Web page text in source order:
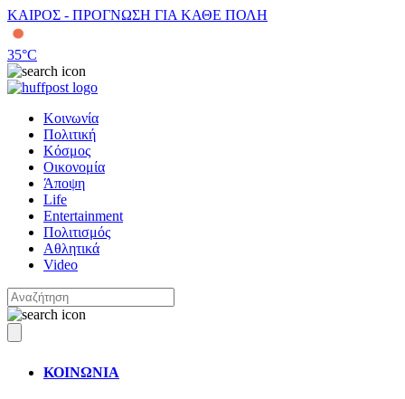
ΚΑΙΡΟΣ - ΠΡΟΓΝΩΣΗ ΓΙΑ ΚΑΘΕ ΠΟΛΗ
35°C
Κοινωνία
Πολιτική
Κόσμος
Οικονομία
Άποψη
Life
Entertainment
Πολιτισμός
Αθλητικά
Video
ΚΟΙΝΩΝΙΑ